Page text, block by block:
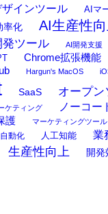
インツール AIマ
率化 AI生産性
発ツール AI開発支援
Chrome拡張機能
Hargun's MacOS
SaaS オープン
ケティング ノーコー
護 マーケティングツール
動化 人工知能 業
生産性向上 開発